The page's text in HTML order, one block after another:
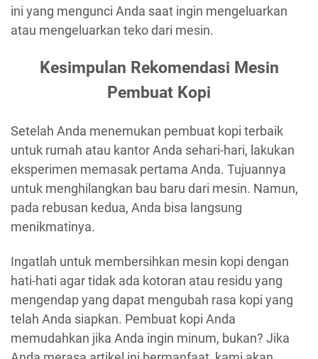
ini yang mengunci Anda saat ingin mengeluarkan
atau mengeluarkan teko dari mesin.
Kesimpulan Rekomendasi Mesin
Pembuat Kopi
Setelah Anda menemukan pembuat kopi terbaik
untuk rumah atau kantor Anda sehari-hari, lakukan
eksperimen memasak pertama Anda. Tujuannya
untuk menghilangkan bau baru dari mesin. Namun,
pada rebusan kedua, Anda bisa langsung
menikmatinya.
Ingatlah untuk membersihkan mesin kopi dengan
hati-hati agar tidak ada kotoran atau residu yang
mengendap yang dapat mengubah rasa kopi yang
telah Anda siapkan. Pembuat kopi Anda
memudahkan jika Anda ingin minum, bukan? Jika